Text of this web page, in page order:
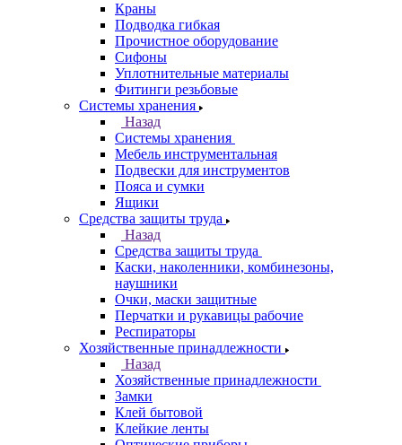
Краны
Подводка гибкая
Прочистное оборудование
Сифоны
Уплотнительные материалы
Фитинги резьбовые
Системы хранения
Назад
Системы хранения
Мебель инструментальная
Подвески для инструментов
Пояса и сумки
Ящики
Средства защиты труда
Назад
Средства защиты труда
Каски, наколенники, комбинезоны,
наушники
Очки, маски защитные
Перчатки и рукавицы рабочие
Респираторы
Хозяйственные принадлежности
Назад
Хозяйственные принадлежности
Замки
Клей бытовой
Клейкие ленты